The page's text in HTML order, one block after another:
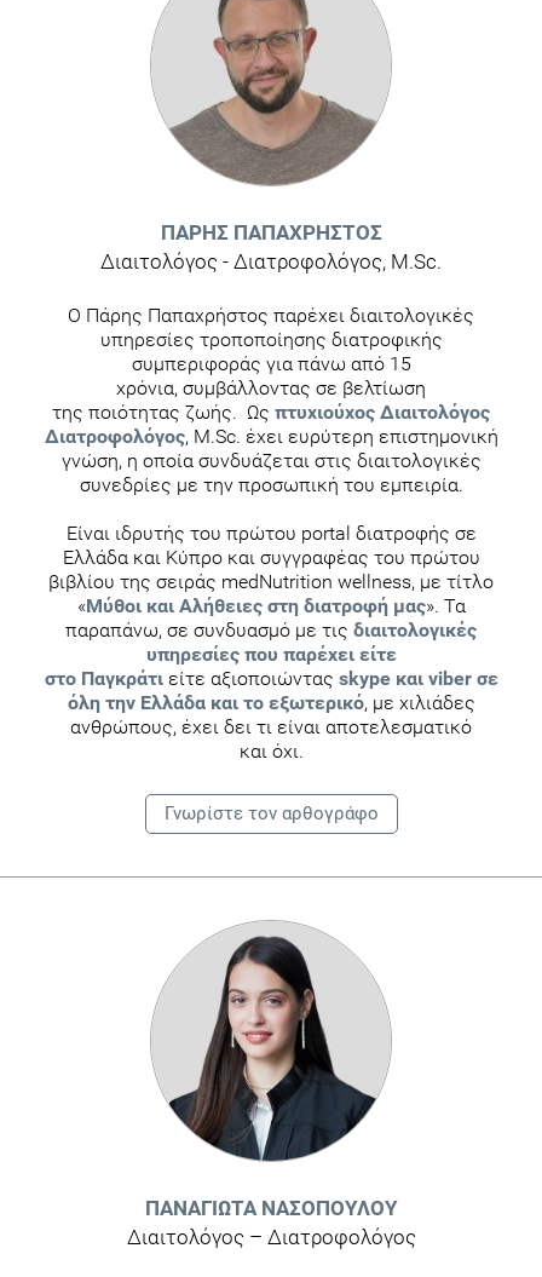
ΠΆΡΗΣ ΠΑΠΑΧΡΉΣΤΟΣ
Διαιτολόγος - Διατροφολόγος, M.Sc.
Ο Πάρης Παπαχρήστος παρέχει διαιτολογικές
υπηρεσίες τροποποίησης διατροφικής
συμπεριφοράς για πάνω από 15
χρόνια, συμβάλλοντας σε βελτίωση
της ποιότητας ζωής. Ως πτυχιούχος Διαιτολόγος
Διατροφολόγος, M.Sc. έχει ευρύτερη επιστημονική
γνώση, η οποία συνδυάζεται στις διαιτολογικές
συνεδρίες με την προσωπική του εμπειρία.
Είναι ιδρυτής του πρώτου portal διατροφής σε
Ελλάδα και Κύπρο και συγγραφέας του πρώτου
βιβλίου της σειράς medNutrition wellness, με τίτλο
«Μύθοι και Αλήθειες στη διατροφή μας». Τα
παραπάνω, σε συνδυασμό με τις διαιτολογικές
υπηρεσίες που παρέχει είτε
στο Παγκράτι είτε αξιοποιώντας skype και viber σε
όλη την Ελλάδα και το εξωτερικό, με χιλιάδες
ανθρώπους, έχει δει τι είναι αποτελεσματικό
και όχι.
Γνωρίστε τoν αρθογράφο
ΠΑΝΑΓΙΏΤΑ ΝΑΣΟΠΟΎΛΟΥ
Διαιτολόγος – Διατροφολόγος